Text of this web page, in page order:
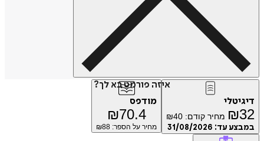
איזה פורמט בא לך?
דיגיטלי
₪32 מחיר קודם: ₪40
במבצע עד: 31/08/2026
מודפס
₪70.4
מחיר על הספר: ₪ 88